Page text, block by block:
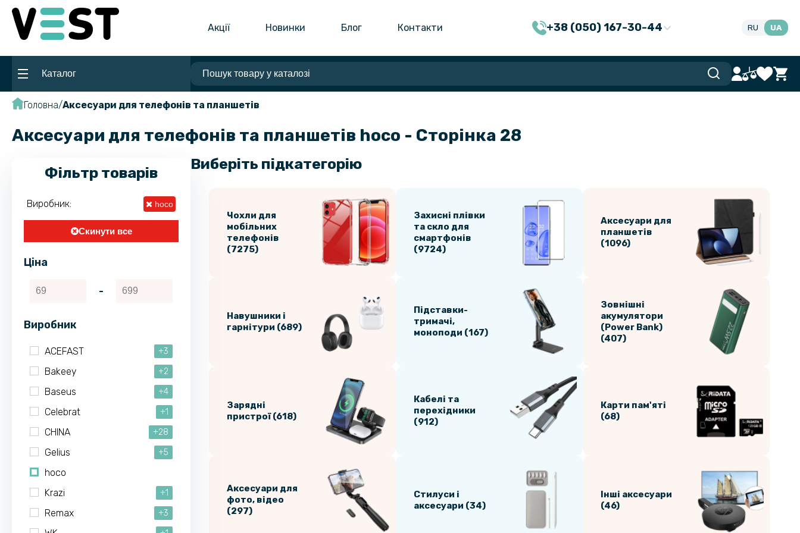
Акції Новинки Блог Контакти +38 (050) 167-30-44 RU UA
Каталог
Головна Аксесуари для телефонів та планшетів
Аксесуари для телефонів та планшетів hoco - Сторінка 28
Фільтр товарів
Виробник: hoco
Скинути все
Ціна
-
Виробник
ACEFAST +3
Bakeey +2
Baseus +4
Celebrat +1
CHINA +28
Gelius +5
hoco
Krazi
+1
Remax +3
Виберіть підкатегорію
Чохли для
мобільних
телефонів
(7275)
Захисні плівки
та скло для
смартфонів
(9724)
Аксесуари для
планшетів
(1096)
Навушники і
гарнітури (689)
Підставки-
тримачі,
моноподи (167)
Зовнішні
акумулятори
(Power Bank)
(407)
Зарядні
пристрої (618)
Кабелі та
перехідники
(912)
Карти пам'яті
(68)
Аксесуари для
фото, відео
(297)
Стилуси і
аксесуари (34)
Інші аксесуари
(46)